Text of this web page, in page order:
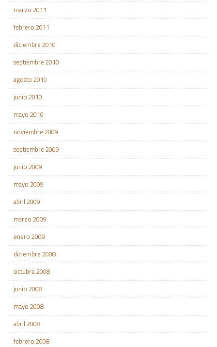
marzo 2011
febrero 2011
diciembre 2010
septiembre 2010
agosto 2010
junio 2010
mayo 2010
noviembre 2009
septiembre 2009
junio 2009
mayo 2009
abril 2009
marzo 2009
enero 2009
diciembre 2008
octubre 2008
junio 2008
mayo 2008
abril 2008
febrero 2008